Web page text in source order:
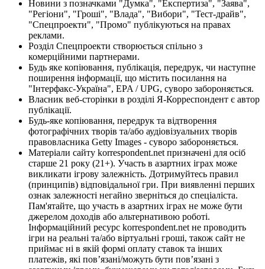
Новини з позначками "Думка", "Експертиза", "Заява",
"Регіони", "Гроші", "Влада", "Вибори", "Тест-драйв",
"Спецпроекти", "Промо" публікуються на правах
реклами.
Розділ Спецпроекти створюється спільно з
комерційними партнерами.
Будь яке копіювання, публікація, передрук, чи наступне
поширення інформації, що містить посилання на
"Інтерфакс-Україна", EPA / UPG, суворо забороняється.
Власник веб-сторінки в розділі Я-Корреспондент є автор
публікації.
Будь-яке копіювання, передрук та відтворення
фотографічних творів та/або аудіовізуальних творів
правовласника Getty Images - суворо забороняється.
Матеріали сайту korrespondent.net призначені для осіб
старше 21 року (21+). Участь в азартних іграх може
викликати ігрову залежність. Дотримуйтесь правил
(принципів) відповідальної гри. При виявленні перших
ознак залежності негайно зверніться до спеціаліста.
Пам'ятайте, що участь в азартних іграх не може бути
джерелом доходів або альтернативою роботі.
Інформаційний ресурс korrespondent.net не проводить
ігри на реальні та/або віртуальні гроші, також сайт не
приймає ні в якій формі оплату ставок та інших
платежів, які пов’язані/можуть бути пов’язані з